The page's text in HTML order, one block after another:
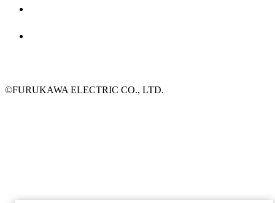
©FURUKAWA ELECTRIC CO., LTD.